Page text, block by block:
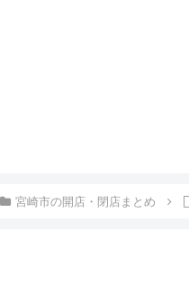
宮崎市の開店・閉店まとめ